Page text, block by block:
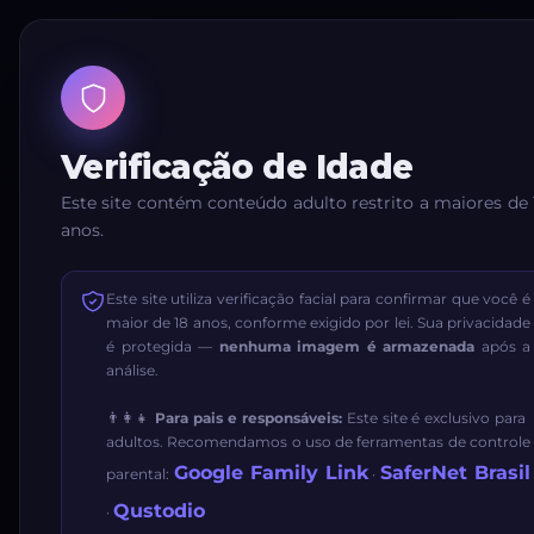
Verificação de Idade
Este site contém conteúdo adulto restrito a maiores de
anos.
Este site utiliza verificação facial para confirmar que você é
maior de 18 anos, conforme exigido por lei. Sua privacidade
é protegida — nenhuma imagem é armazenada após a
análise.
👨‍👩‍👧 Para pais e responsáveis:Este site é exclusivo para
adultos. Recomendamos o uso de ferramentas de controle
parental: Google Family Link·SaferNet Brasil
· Qustodio